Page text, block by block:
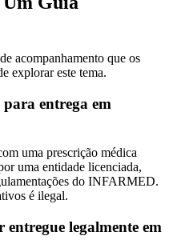
acompanhamento que os
explorar este tema.
entrega em
uma prescrição médica
uma entidade licenciada,
do INFARMED.
é ilegal.
entregue legalmente em